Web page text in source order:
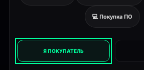
💻 Покупка ПО
Я ПОКУПАТЕЛЬ